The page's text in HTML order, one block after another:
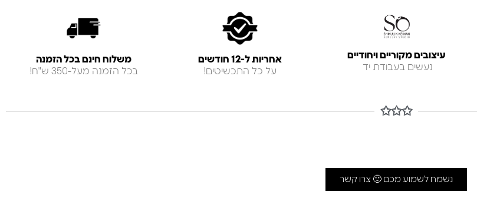
עיצובים מקוריים ויחודיים
נעשים בעבודת יד
אחריות ל-12 חודשים
על כל התכשיטים!
משלוח חינם בכל הזמנה
בכל הזמנה מעל-350 ש"ח!
✩✩✩
נשמח לשמוע מכם 🙂 צרו קשר